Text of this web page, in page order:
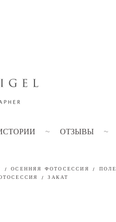
ОТЗЫВЫ
ОСЕННЯЯ ФОТОСЕССИЯ ПОЛЕ
ЗАКАТ